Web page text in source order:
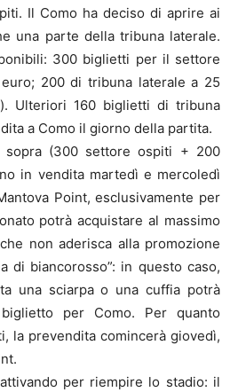
Il Como ha deciso di aprire ai
una parte della tribuna laterale.
300 biglietti per il settore
200 di tribuna laterale a 25
Ulteriori 160 biglietti di tribuna
a Como il giorno della partita.
(300 settore ospiti + 200
in vendita martedì e mercoledì
Point, esclusivamente per
potrà acquistare al massimo
non aderisca alla promozione
di biancorosso”: in questo caso,
una sciarpa o una cuffia potrà
per Como. Per quanto
la prevendita comincerà giovedì,
per riempire lo stadio: il